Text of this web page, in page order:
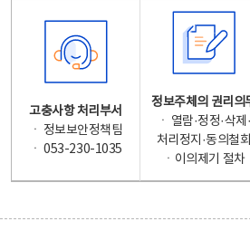
고충사항 처리부서
ㆍ 정보보안정책팀
ㆍ 053-230-1035
정보주체의 권리의
ㆍ 열람·정정·삭제·
처리정지·동의철회
ㆍ이의제기 절차